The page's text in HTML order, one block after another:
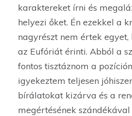
karaktereket írni és
helyezi őket. Én ezekkel a
nagyrészt nem értek
az Eufóriát érinti. Abból a
fontos tisztáznom a
igyekeztem teljesen
bírálatokat kizárva és a
megértésének